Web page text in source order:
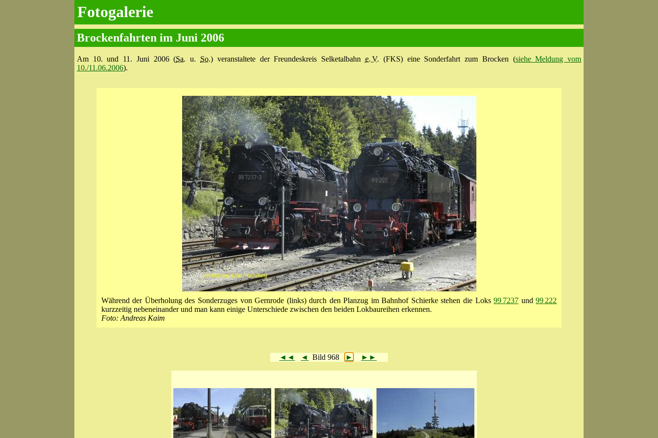
Fotogalerie
Brockenfahrten im Juni 2006
Am 10. und 11. Juni 2006 (Sa. u. So.) veranstaltete der Freundeskreis Selketalbahn e. V. (FKS) eine Sonderfahrt zum Brocken (siehe Meldung vom
10./11.06.2006).
Während der Überholung des Sonderzuges von Gernrode (links) durch den Planzug im Bahnhof Schierke stehen die Loks99 7237 und99 222
kurzzeitig nebeneinander und man kann einige Unterschiede zwischen den beiden Lokbaureihen erkennen.
Foto: Andreas Kaim
◄◄ ◄ Bild 968 ► ►►